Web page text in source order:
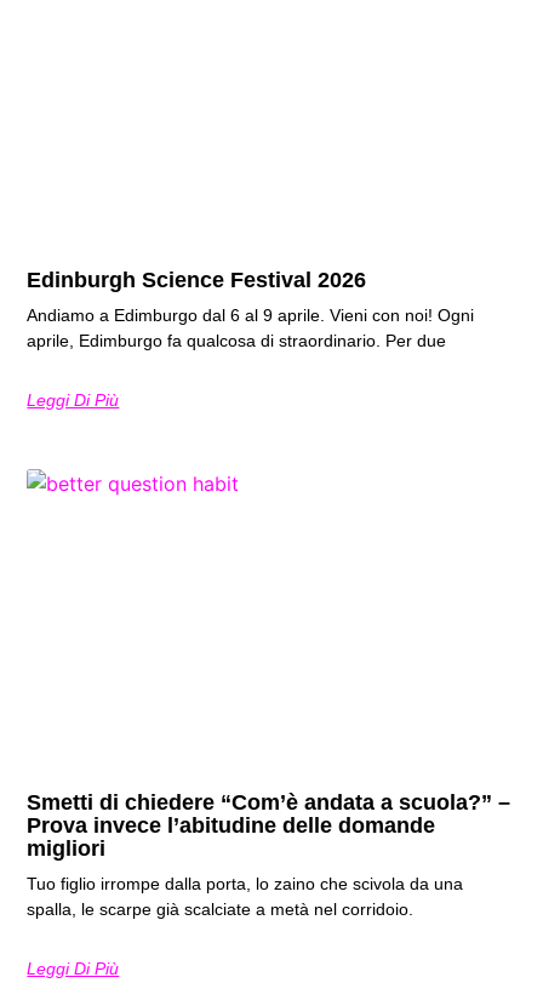
Edinburgh Science Festival 2026
Andiamo a Edimburgo dal 6 al 9 aprile. Vieni con noi! Ogni
aprile, Edimburgo fa qualcosa di straordinario. Per due
Leggi Di Più
Smetti di chiedere “Com’è andata a scuola?” –
Prova invece l’abitudine delle domande
migliori
Tuo figlio irrompe dalla porta, lo zaino che scivola da una
spalla, le scarpe già scalciate a metà nel corridoio.
Leggi Di Più